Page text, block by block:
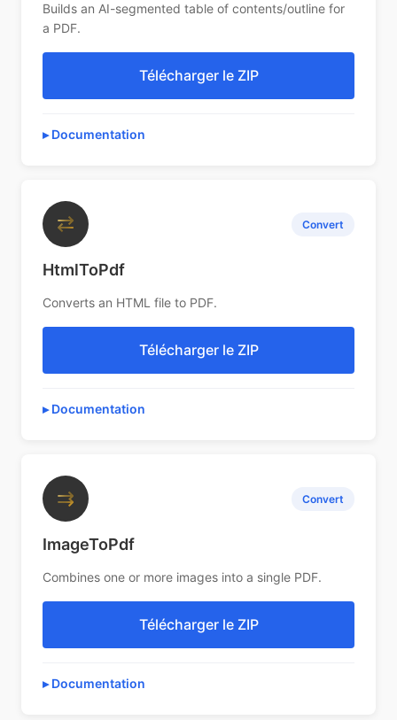
Builds an AI-segmented table of contents/outline for
a PDF.
Télécharger le ZIP
Documentation
⇄ Convert
HtmlToPdf
Converts an HTML file to PDF.
Télécharger le ZIP
Documentation
⇉ Convert
ImageToPdf
Combines one or more images into a single PDF.
Télécharger le ZIP
Documentation